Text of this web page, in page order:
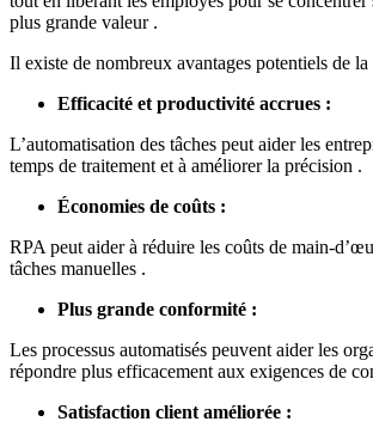
plus grande valeur .
Il existe de nombreux avantages potentiels de
Efficacité et productivité accrues :
L’automatisation des tâches peut aider les
temps de traitement et à améliorer la précision .
Économies de coûts :
RPA peut aider à réduire les coûts de main-
tâches manuelles .
Plus grande conformité :
Les processus automatisés peuvent aider les
répondre plus efficacement aux exigences de
Satisfaction client améliorée :